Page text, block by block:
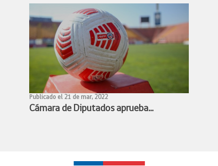
de alto rendimiento
Publicado el 21 de mar, 2022
Cámara de Diputados aprueba